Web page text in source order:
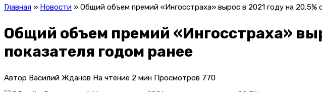
Главная » Новости » Общий объем премий «Ингосстраха» вырос в 2021 году на 20,5%
Общий объем премий «Ингосстраха»
показателя годом ранее
Автор Василий Жданов На чтение 2 мин Просмотров 770